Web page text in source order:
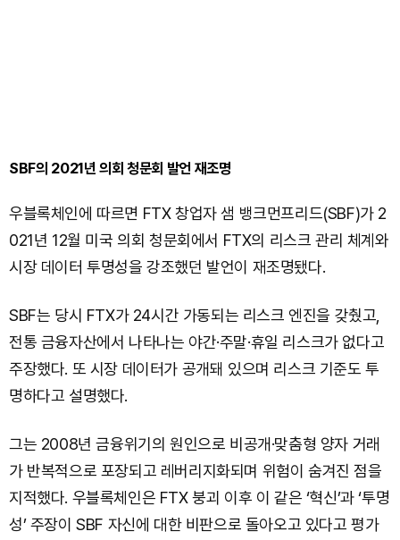
SBF의 2021년 의회 청문회 발언 재조명
우블록체인에 따르면 FTX 창업자 샘 뱅크먼프리드(SBF)가 2
021년 12월 미국 의회 청문회에서 FTX의 리스크 관리 체계와
시장 데이터 투명성을 강조했던 발언이 재조명됐다.
SBF는 당시 FTX가 24시간 가동되는 리스크 엔진을 갖췄고,
전통 금융자산에서 나타나는 야간·주말·휴일 리스크가 없다고
주장했다. 또 시장 데이터가 공개돼 있으며 리스크 기준도 투
명하다고 설명했다.
그는 2008년 금융위기의 원인으로 비공개·맞춤형 양자 거래
가 반복적으로 포장되고 레버리지화되며 위험이 숨겨진 점을
지적했다. 우블록체인은 FTX 붕괴 이후 이 같은 ‘혁신’과 ‘투명
성’ 주장이 SBF 자신에 대한 비판으로 돌아오고 있다고 평가